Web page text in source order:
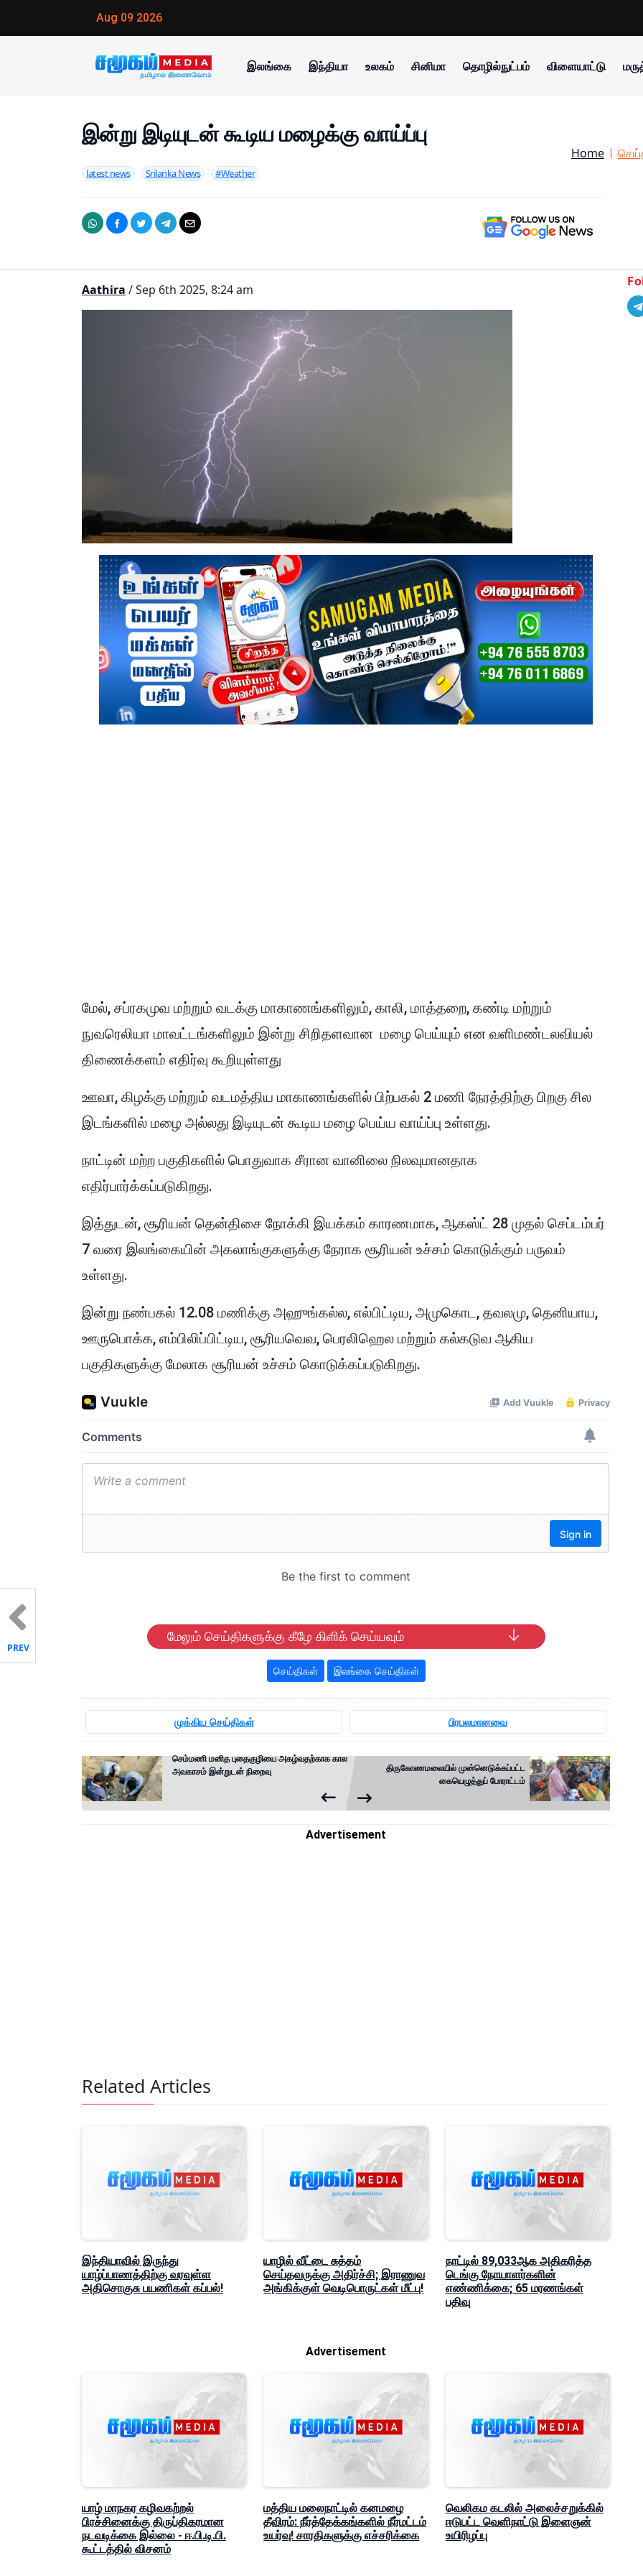
Aug 09 2026
இலங்கை இந்தியா உலகம் சினிமா தொழில்நுட்பம் விளையாட்டு
இன்று இடியுடன் கூடிய மழைக்கு வாய்ப்பு
latest news Srilanka News #Weather
Home
Aathira / Sep 6th 2025, 8:24 am
மேல், சப்ரகமுவ மற்றும் வடக்கு மாகாணங்களிலும், காலி, மாத்தறை, கண்டி மற்றும்
நுவரெலியா மாவட்டங்களிலும் இன்று சிறிதளவான மழை பெய்யும் என வளிமண்டலவியல்
திணைக்களம் எதிர்வு கூறியுள்ளது
ஊவா, கிழக்கு மற்றும் வடமத்திய மாகாணங்களில் பிற்பகல் 2 மணி நேரத்திற்கு பிறகு சில
இடங்களில் மழை அல்லது இடியுடன் கூடிய மழை பெய்ய வாய்ப்பு உள்ளது.
நாட்டின் மற்ற பகுதிகளில் பொதுவாக சீரான வானிலை நிலவுமானதாக
எதிர்பார்க்கப்படுகிறது.
இத்துடன், சூரியன் தென்திசை நோக்கி இயக்கம் காரணமாக, ஆகஸ்ட் 28 முதல் செப்டம்பர்
7 வரை இலங்கையின் அகலாங்குகளுக்கு நேராக சூரியன் உச்சம் கொடுக்கும் பருவம்
உள்ளது.
இன்று நண்பகல் 12.08 மணிக்கு அஹுங்கல்ல, எல்பிட்டிய, அமுகொட, தவலமு, தெனியாய,
ஊருபொக்க, எம்பிலிப்பிட்டிய, சூரியவெவ, பெரலிஹெல மற்றும் கல்கடுவ ஆகிய
பகுதிகளுக்கு மேலாக சூரியன் உச்சம் கொடுக்கப்படுகிறது.
மேலும் செய்திகளுக்கு கீழே கிளிக் செய்யவும்
செய்திகள் இலங்கை செய்திகள்
முக்கிய செய்திகள் பிரபலமானவை
செம்மணி மனித புதைகுழியை அகழ்வதற்காக கால
அவகாசம் இன்றுடன் நிறைவு
திருகோணமலையில் முன்னெடுக்கப்பட்ட
கையெழுத்துப் போராட்டம்
PREV
Advertisement
Related Articles
இந்தியாவில் இருந்து
யாழ்ப்பாணத்திற்கு வரவுள்ள
அதிசொகுசு பயணிகள் கப்பல்!
யாழில் வீட்டை சுத்தம்
செய்தவருக்கு அதிர்ச்சி; இராணுவ
அங்கிக்குள் வெடிபொருட்கள் மீட்பு!
நாட்டில் 89,033ஆக அதிகரித்த
டெங்கு நோயாளர்களின்
எண்ணிக்கை; 65 மரணங்கள்
பதிவு
Advertisement
யாழ் மாநகர கழிவகற்றல்
பிரச்சினைக்கு திருப்திகரமான
நடவடிக்கை இல்லை - ஈ.பி.டி.பி.
கூட்டத்தில் விசனம்
மத்திய மலைநாட்டில் கனமழை
தீவிரம்: நீர்த்தேக்கங்களில் நீர்மட்டம்
உயர்வு! சாரதிகளுக்கு எச்சரிக்கை
வெலிகம கடலில் அலைச்சறுக்கில்
ஈடுபட்ட வெளிநாட்டு இளைஞன்
உயிரிழப்பு